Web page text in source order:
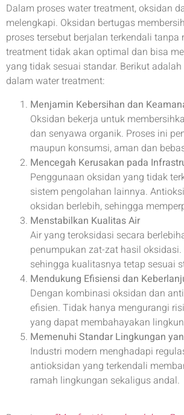
Dalam proses water treatment, oksidan
melengkapi. Oksidan bertugas
proses tersebut berjalan terkendali
treatment tidak akan optimal dan bisa
yang tidak sesuai standar. Berikut
dalam water treatment:
Menjamin Kebersihan dan
Oksidan bekerja untuk
dan senyawa organik. Proses ini
maupun konsumsi, aman dan
Mencegah Kerusakan pada
Penggunaan oksidan yang tidak
sistem pengolahan lainnya.
oksidan berlebih, sehingga
Menstabilkan Kualitas Air
Air yang teroksidasi secara
penumpukan zat-zat hasil
sehingga kualitasnya tetap sesuai
Mendukung Efisiensi dan
Dengan kombinasi oksidan dan
efisien. Tidak hanya mengurangi
yang dapat membahayakan
Memenuhi Standar Lingkungan
Industri modern menghadapi
antioksidan yang terkendali
ramah lingkungan sekaligus andal.